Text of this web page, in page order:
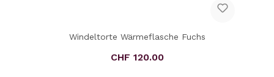
Windeltorte Wärmeflasche Fuchs
Regulärer Preis:
CHF 120.00